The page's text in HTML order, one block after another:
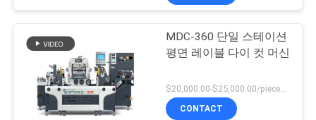
MDC-360 단일 스테이션
평면 레이블 다이 컷 머신
$20,000.00-$25,000.00/pieces MOQ:1
CONTACT